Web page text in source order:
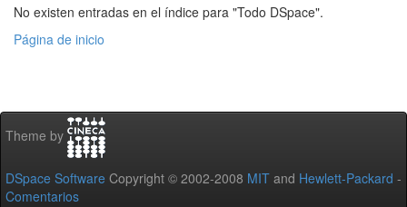
No existen entradas en el índice para "Todo DSpace".
Página de inicio
Theme by
DSpace Software Copyright © 2002-2008 MIT and Hewlett-Packard -
Comentarios